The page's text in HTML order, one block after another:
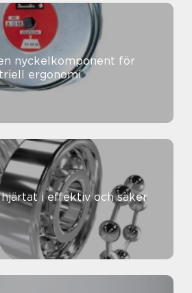
nyckelkomponent för
ergonomi